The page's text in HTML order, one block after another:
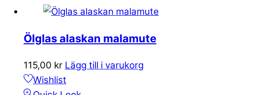
Ölglas alaskan malamute
115,00 kr Lägg till i varukorg
Wishlist